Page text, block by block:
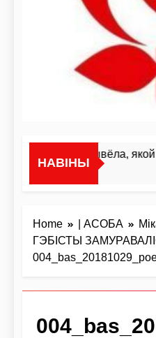
НАВІНЫ
«Я не жывёла, якой
Home | АСОБА
ГЭБІСТЫ